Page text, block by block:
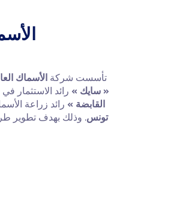
تأسست شركة الأسماك
« سايك » رائد الاستثمار
القابضة » رائد زراعة
تونس. وذلك بهدف تطوير